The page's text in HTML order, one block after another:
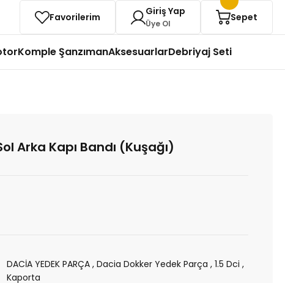
Favorilerim Giriş Yap
Üye Ol
Sepet
Komple ŞanzımanAksesuarlarDebriyaj Seti
Arka Kapı Bandı (Kuşağı)
DACİA YEDEK PARÇA ,Dacia Dokker Yedek Parça ,1.5 Dci ,
Kaporta